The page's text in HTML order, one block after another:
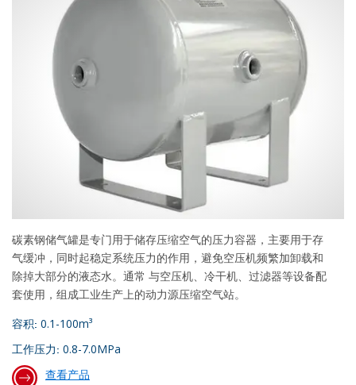
碳素钢储气罐是专门用于储存压缩空气的压力容器，主要用于存
气缓冲，同时起稳定系统压力的作用，避免空压机频繁加卸载和
除掉大部分的液态水。通常 与空压机、冷干机、过滤器等设备配
套使用，组成工业生产上的动力源压缩空气站。
容积: 0.1-100m³
工作压力: 0.8-7.0MPa
查看产品